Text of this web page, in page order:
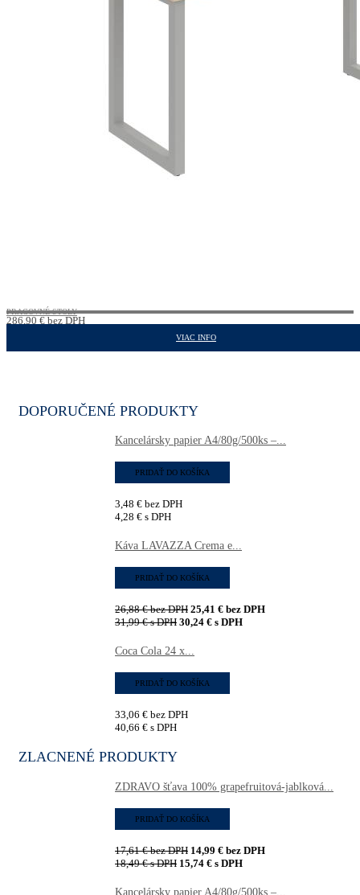
PRACOVNÉ STOLY
286,90€bez DPH
VIAC INFO
DOPORUČENÉ PRODUKTY
Kancelársky papier A4/80g/500ks –...
3,48 € bez DPH
4,28 € s DPH
PRIDAŤ DO KOŠÍKA
Káva LAVAZZA Crema e...
26,88€bez DPH 25,41 € bez DPH
31,99€s DPH 30,24 € s DPH
PRIDAŤ DO KOŠÍKA
Coca Cola 24 x...
33,06 € bez DPH
40,66 € s DPH
PRIDAŤ DO KOŠÍKA
ZLACNENÉ PRODUKTY
ZDRAVO šťava 100% grapefruitová-jablková...
17,61€bez DPH 14,99 € bez DPH
18,49€s DPH 15,74 € s DPH
PRIDAŤ DO KOŠÍKA
Kancelársky papier A4/80g/500ks –...